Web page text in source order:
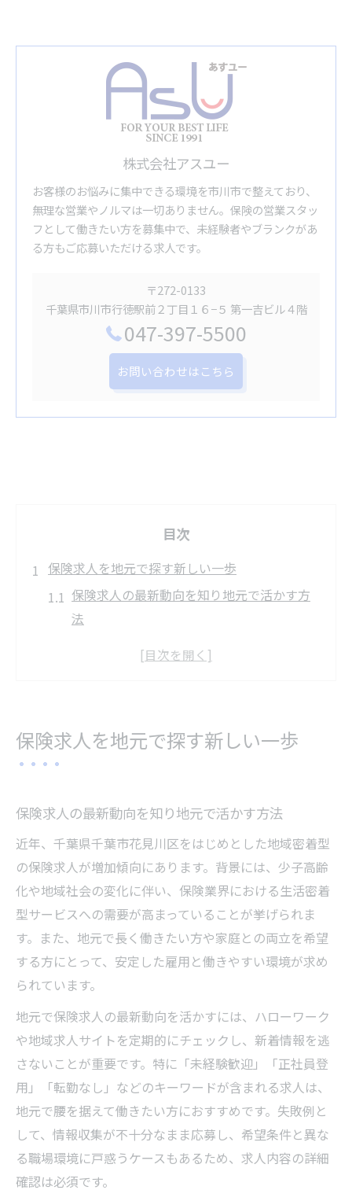
株式会社アスユー
お客様のお悩みに集中できる環境を市川市で整えており、
無理な営業やノルマは一切ありません。保険の営業スタッ
フとして働きたい方を募集中で、未経験者やブランクがあ
る方もご応募いただける求人です。
〒272-0133
千葉県市川市行徳駅前２丁目１６−５ 第一吉ビル４階
047-397-5500
お問い合わせはこちら
目次
保険求人を地元で探す新しい一歩
保険求人の最新動向を知り地元で活かす方
法
ハローワークで保険求人を見つけるコツ
正社員就職に役立つハローワーク活用術
ハローワーク相談で保険求人情報を深掘り
する
保険求人応募時のハローワークサポート活
用術
地元の保険求人を比較するチェックポイン
ト
安定就職を目指すなら保険関連職へ挑戦
保険求人が安定就職に強い理由を解説
ハローワーク経由で保険求人を狙う利点
未経験者歓迎の保険求人で安定第一を目指
す
社会保険労務士関連の求人が人気なわけ
安定志向に最適な保険求人を見極める方法
千葉市花見川区における求人情報の徹底解説
保険求人を地元で探す新しい一歩
保険求人の最新動向を知り地元で活かす方法
近年、千葉県千葉市花見川区をはじめとした地域密着型
の保険求人が増加傾向にあります。背景には、少子高齢
化や地域社会の変化に伴い、保険業界における生活密着
型サービスへの需要が高まっていることが挙げられま
す。また、地元で長く働きたい方や家庭との両立を希望
する方にとって、安定した雇用と働きやすい環境が求め
られています。
地元で保険求人の最新動向を活かすには、ハローワーク
や地域求人サイトを定期的にチェックし、新着情報を逃
さないことが重要です。特に「未経験歓迎」「正社員登
用」「転勤なし」などのキーワードが含まれる求人は、
地元で腰を据えて働きたい方におすすめです。失敗例と
して、情報収集が不十分なまま応募し、希望条件と異な
る職場環境に戸惑うケースもあるため、求人内容の詳細
確認は必須です。